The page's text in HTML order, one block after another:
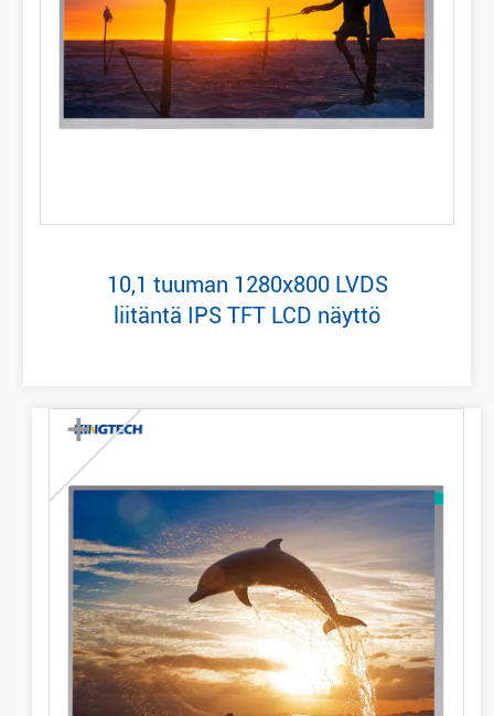
10,1 tuuman 1280x800 LVDS
liitäntä IPS TFT LCD näyttö
+